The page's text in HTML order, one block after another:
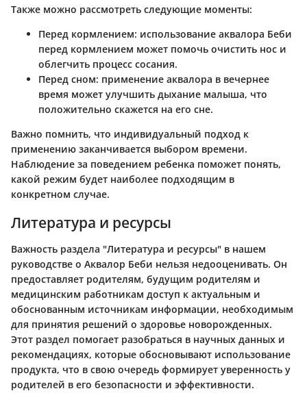
Также можно рассмотреть следующие моменты:
Перед кормлением: использование аквалора Беби
перед кормлением может помочь очистить нос и
облегчить процесс сосания.
Перед сном: применение аквалора в вечернее
время может улучшить дыхание малыша, что
положительно скажется на его сне.
Важно помнить, что индивидуальный подход к
применению заканчивается выбором времени.
Наблюдение за поведением ребенка поможет понять,
какой режим будет наиболее подходящим в
конкретном случае.
Литература и ресурсы
Важность раздела "Литература и ресурсы" в нашем
руководстве о Аквалор Беби нельзя недооценивать. Он
предоставляет родителям, будущим родителям и
медицинским работникам доступ к актуальным и
обоснованным источникам информации, необходимым
для принятия решений о здоровье новорожденных.
Этот раздел помогает разобраться в научных данных и
рекомендациях, которые обосновывают использование
продукта, что в свою очередь формирует уверенность у
родителей в его безопасности и эффективности.